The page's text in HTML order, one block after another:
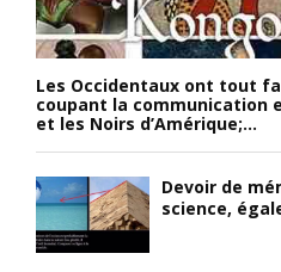
Les Occidentaux ont tout
coupant la communication
et les Noirs d’Amérique;...
Devoir de
science,